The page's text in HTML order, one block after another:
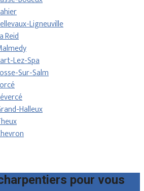
Ligneuville
Reid
Lez-Spa
Sur-Salm
Halleux
pour vous